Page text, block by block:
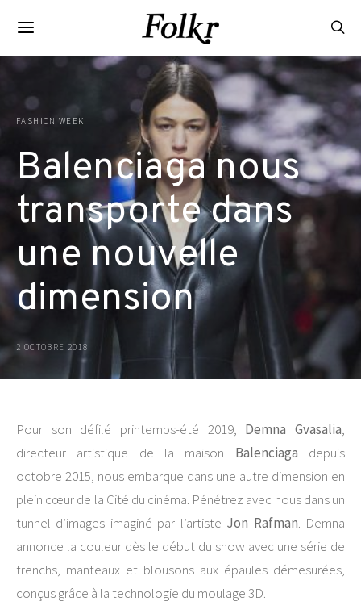
FASHION WEEK
Balenciaga nous
transporte dans
une nouvelle
dimension
2 OCTOBRE 2018
Pour son défilé printemps-été 2019, Demna Gvasalia,
directeur artistique de la maison Balenciaga depuis
octobre 2015, nous embarque dans une autre dimension en
plein cœur de la Cité du cinéma. Pénétrez avec nous dans un
tunnel d’images imaginé par l’artiste Jon Rafman. Demna
annonce la couleur dès le début du show avec une série de
trenchs, manteaux et blousons aux épaules démesurées,
conçus grâce à la technologie du moulage 3D.